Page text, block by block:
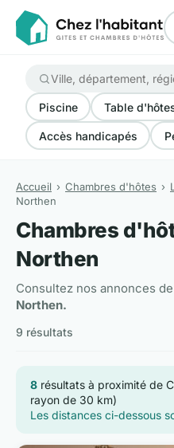
Piscine Table
Accès handicapés
Accueil Chambres d'hôtes
Northen
Chambres
Northen
Consultez nos annonces de
Northen.
9 résultats
8 résultats à proximité de
rayon de 30 km)
Les distances ci-dessous